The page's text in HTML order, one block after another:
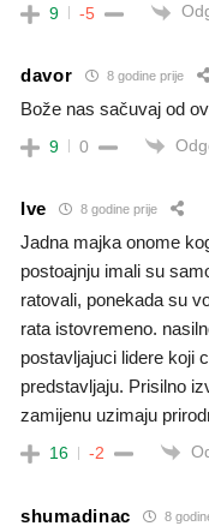
9 -5
davor 8 godine prije
Bože nas sačuvaj od
9 0
Ive 8 godine prije
Jadna majka onome
postoajnju imali su
ratovali, ponekada su
rata istovremeno.
postavljajuci lidere koji
predstavljaju. Prisilno
zamijenu uzimaju
16 -2
shumadinac 8